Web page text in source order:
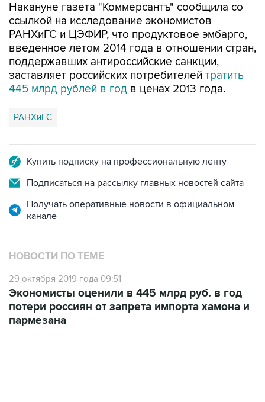
Накануне газета "Коммерсантъ" сообщила со
ссылкой на исследование экономистов
РАНХиГС и ЦЭФИР, что продуктовое эмбарго,
введенное летом 2014 года в отношении стран,
поддержавших антироссийские санкции,
заставляет российских потребителей тратить
445 млрд рублей в год в ценах 2013 года.
РАНХиГС
Купить подписку на профессиональную ленту
Подписаться на рассылку главных новостей сайта
Получать оперативные новости в официальном
канале
НОВОСТИ ПО ТЕМЕ
29 октября 2019 года 09:51
Экономисты оценили в 445 млрд руб. в год
потери россиян от запрета импорта хамона и
пармезана